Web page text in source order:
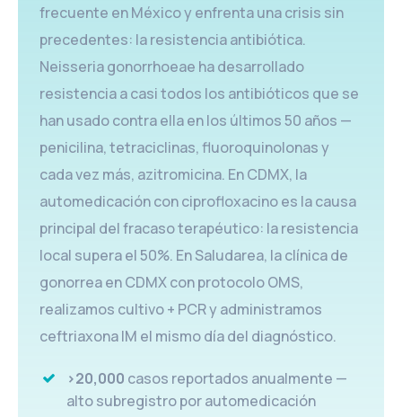
frecuente en México y enfrenta una crisis sin
precedentes: la resistencia antibiótica.
Neisseria gonorrhoeae ha desarrollado
resistencia a casi todos los antibióticos que se
han usado contra ella en los últimos 50 años —
penicilina, tetraciclinas, fluoroquinolonas y
cada vez más, azitromicina. En CDMX, la
automedicación con ciprofloxacino es la causa
principal del fracaso terapéutico: la resistencia
local supera el 50%. En Saludarea, la clínica de
gonorrea en CDMX con protocolo OMS,
realizamos cultivo + PCR y administramos
ceftriaxona IM el mismo día del diagnóstico.
>20,000 casos reportados anualmente —
alto subregistro por automedicación